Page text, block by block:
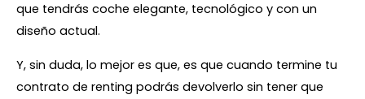
que tendrás coche elegante, tecnológico y con un
diseño actual.
Y, sin duda, lo mejor es que, es que cuando termine tu
contrato de renting podrás devolverlo sin tener que